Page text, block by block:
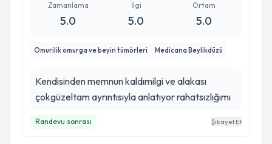
Zamanlama
5.0
İlgi
5.0
Ortam
5.0
Omurilik omurga ve beyin tümörleri Medicana Beylikdüzü
Kendisinden memnun kaldımilgi ve alakası
çokgüzeltam ayrıntısıyla anlatıyor rahatsızlığımı
Randevu sonrası Şikayet Et